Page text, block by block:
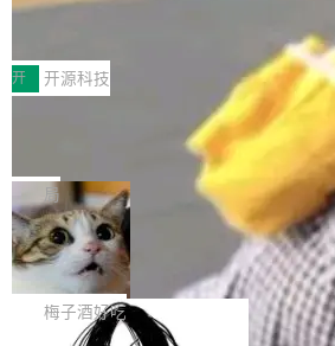
传输性能最高提升5倍。UCL-MPComm底
于自研UCL-Engine通信引擎，后续腾讯
持续开源更多基于UCL-Engine的高性能通
件。 腾讯网平团队在UCL-MPComm中实
个独立于业务线程的全局通信引擎（
创新与落地成效成功入选。 全链路私有化
助力企业AI研发安全落地 当前，越来越多
经开始引入 AI Coding 工具，通过调用公
型或企业内部部署模型提升研发效率。但
Coding 从个人辅助工具逐步走向团队级
级应用，企业在规模化落地过程中，对安
可控性和代码质量提出了更高要求。 首先
安全与合规要求。对于大多数普通研发场
有云模型能够满足快速试用和效率提升的
但对于金融、能源、医疗等对数据安全要
深信服AI算力网关入选工信部人工智能
前不久，工业和信息化部正式发布《2025
智能应用典型案例名单》，集中展示人工
各领域的应用成果，覆盖技术底座、行业
产品应用、支撑保障、专题等五大方向。深
AI算力网关（AI创新平台）成功入选！ 随
各业的Agent走向规模化建设，算力构成
渐丰富，用户关注的重点也在发生变化：
让AI用起来，还要进一步看清混合算力时
Token花在哪里、算力是否被充分利用，
续增长的AI成本该如何优化。 深信服AI算
正是围绕这些实际问题，从Token治理和
开 开源科技
Jeff Dean 离开 Google：一个时代的
束，一个实验室的开始
Google 员工编号 20。MapReduce 作者
Bigtable 作者之一。TensorFlow 的作者
Gemini 的架构师。Google 首席科学家。
ean 在 Google 工作了 27 年后，宣布离
不是一个人走。一同离开的还有 Sanjay
wat（Google 员工编号 23，Jeff Dean 二
年的编程搭档，MapReduce 和 Bigtable
局
🔥 SolonCode v2026.8.4 发布：界面
字体可调、22 种语言、记忆搜索增强
打开终端就能上岗的全中文编码智能体，
把「看得清、用母语、记得住」三件事一
齐。 SolonCode 是什么 SolonCode 是杭
梅子酒好吃